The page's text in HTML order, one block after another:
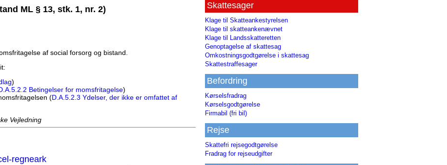
ML § 13, stk. 1, nr. 2)
af social forsorg og bistand.
)
Betingelser for momsfritagelse)
(D.A.5.2.3 Ydelser, der ikke er omfattet af
Vejledning
regneark
Skattesager
Klage til Skatteankestyrelsen
Klage til skatteankenævnet
Klage til Landsskatteretten
Genoptagelse af skattesag
Omkostningsgodtgørelse i skattesag
Skattestraffesager
Befordring
Kørselsfradrag
Kørselsgodtgørelse
Firmabil (fri bil)
Rejse
Skattefri rejsegodtgørelse
Fradrag for rejseudgifter